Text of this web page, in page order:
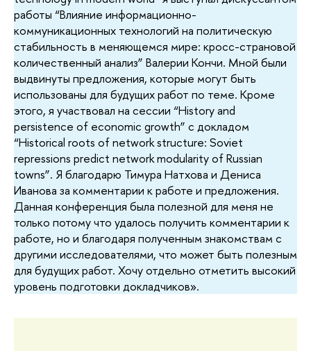
работы “Влияние информационно-
коммуникационных технологий на политическую
стабильность в меняющемся мире: кросс-страновой
количественный анализ” Валерии Кончи. Мной были
выдвинуты предложения, которые могут быть
использованы для будущих работ по теме. Кроме
этого, я участвовал на сессии “History and
persistence of economic growth” с докладом
“Historical roots of network structure: Soviet
repressions predict network modularity of Russian
towns”. Я благодарю Тимура Натхова и Дениса
Иванова за комментарии к работе и предложения.
Данная конференция была полезной для меня не
только потому что удалось получить комментарии к
работе, но и благодаря полученным знакомствам с
другими исследователями, что может быть полезным
для будущих работ. Хочу отдельно отметить высокий
уровень подготовки докладчиков».